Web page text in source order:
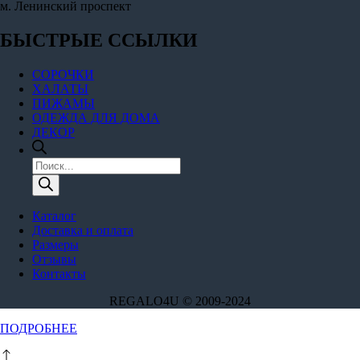
м. Ленинский проспект
БЫСТРЫЕ ССЫЛКИ
СОРОЧКИ
ХАЛАТЫ
ПИЖАМЫ
ОДЕЖДА ДЛЯ ДОМА
ДЕКОР
Поиск
товаров
Каталог
Доставка и оплата
Размеры
Отзывы
Контакты
REGALO4U © 2009-2024
ПОДРОБНЕЕ